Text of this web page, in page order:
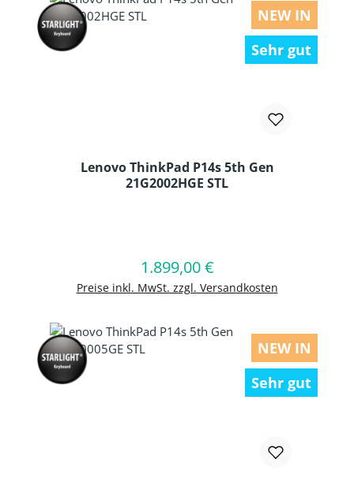
NEW IN
Sehr gut
Lenovo ThinkPad P14s 5th Gen
21G2002HGE STL
Regulärer Preis:
1.899,00 €
Preise inkl. MwSt. zzgl. Versandkosten
In den Warenkorb
NEW IN
Sehr gut